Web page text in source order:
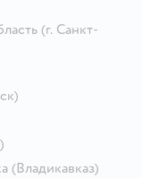
(г. Санкт-
(Владикавказ)